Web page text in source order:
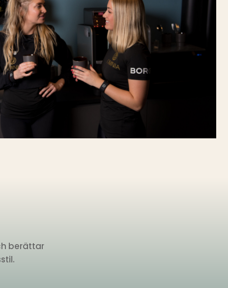
berättar